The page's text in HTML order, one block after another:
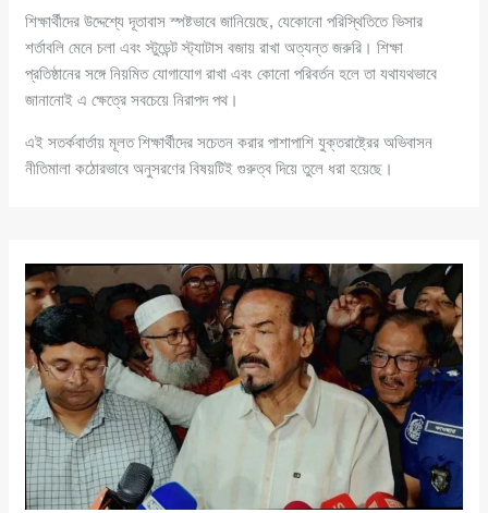
শিক্ষার্থীদের উদ্দেশ্যে দূতাবাস স্পষ্টভাবে জানিয়েছে, যেকোনো পরিস্থিতিতে ভিসার
শর্তাবলি মেনে চলা এবং স্টুডেন্ট স্ট্যাটাস বজায় রাখা অত্যন্ত জরুরি। শিক্ষা
প্রতিষ্ঠানের সঙ্গে নিয়মিত যোগাযোগ রাখা এবং কোনো পরিবর্তন হলে তা যথাযথভাবে
জানানোই এ ক্ষেত্রে সবচেয়ে নিরাপদ পথ।
এই সতর্কবার্তায় মূলত শিক্ষার্থীদের সচেতন করার পাশাপাশি যুক্তরাষ্ট্রের অভিবাসন
নীতিমালা কঠোরভাবে অনুসরণের বিষয়টিই গুরুত্ব দিয়ে তুলে ধরা হয়েছে।